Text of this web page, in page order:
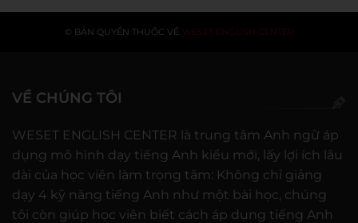
© BẢN QUYỀN THUỘC VỀ WESET ENGLISH CENTER
VỀ CHÚNG TÔI
WESET ENGLISH CENTER là trung tâm Anh ngữ áp
dụng mô hình dạy tiếng Anh kiểu mới, lấy lợi ích lâu
dài của học viên làm trọng tâm: Không chỉ giảng
dạy 4 kỹ năng tiếng Anh như một bài học, chúng
tôi còn giúp học viên biết cách áp dụng tiếng Anh